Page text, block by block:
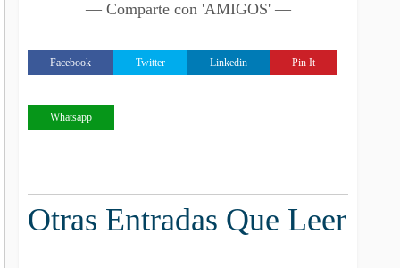
— Comparte con 'AMIGOS' —
Facebook Twitter Linkedin Pin It
Whatsapp
Otras Entradas Que Leer